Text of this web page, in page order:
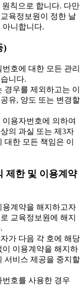
원칙으로 합니다. 다만
육정보원이 정한 날
아니합니다.
)
호에 대한 모든 관리
니다.
우를 제외하고는 이
유, 양도 또는 변경할
용자번호에 의하여
의 과실 또는 제3자
대한 모든 책임은 이
제한 및 이용계약
계약을 해지하고자
교육정보원에 해지
가 다음 각 호에 해당
이용계약을 해지하
서비스 제공을 중지할
번호를 사용한 경우